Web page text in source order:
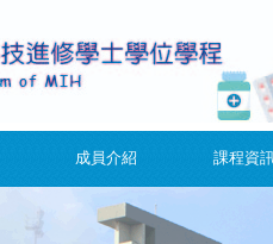
成員介紹 課程資